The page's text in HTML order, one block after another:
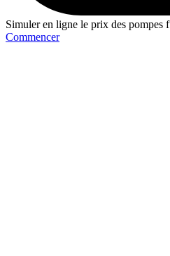
Simuler en ligne le prix des pompes
Commencer